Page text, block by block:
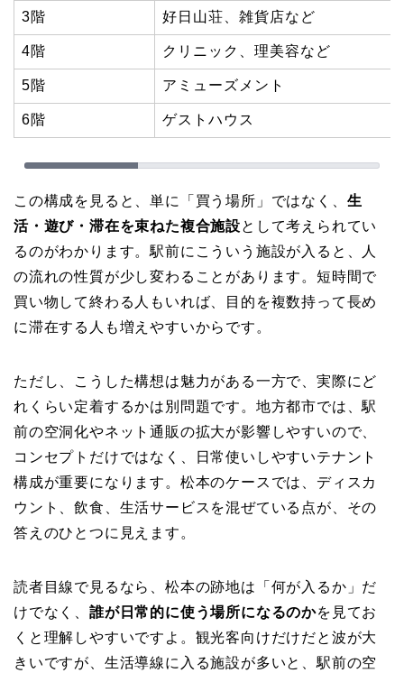
3階 好日山荘、雑貨店など
4階 クリニック、理美容など
5階 アミューズメント
6階 ゲストハウス
この構成を見ると、単に「買う場所」ではなく、 生
活・遊び・滞在を束ねた複合施設として考えられてい
るのがわかります。駅前にこういう施設が入ると、人
の流れの性質が少し変わることがあります。短時間で
買い物して終わる人もいれば、目的を複数持って長め
に滞在する人も増えやすいからです。
ただし、こうした構想は魅力がある一方で、実際にど
れくらい定着するかは別問題です。地方都市では、駅
前の空洞化やネット通販の拡大が影響しやすいので、
コンセプトだけではなく、日常使いしやすいテナント
構成が重要になります。松本のケースでは、ディスカ
ウント、飲食、生活サービスを混ぜている点が、その
答えのひとつに見えます。
読者目線で見るなら、松本の跡地は「何が入るか」だ
けでなく、 誰が日常的に使う場所になるのかを見てお
くと理解しやすいですよ。観光客向けだけだと波が大
きいですが、生活導線に入る施設が多いと、駅前の空